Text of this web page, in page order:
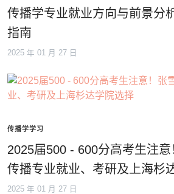
传播学专业就业方向与前景分
指南
2025 年 01 月 27 日
传播学学习
2025届500 - 600分高考生注
传播专业就业、考研及上海杉
2025 年 01 月 27 日